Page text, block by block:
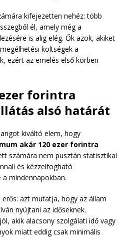
kifejezetten nehéz: több
él, amely még a
is alig elég. Ők azok, akiket
költségek a
ezért az emelés első körben
forintra
alsó határát
kiváltó elem, hogy
akár 120 ezer forintra
számára nem pusztán statisztikai
és kézzelfogható
mindennapokban.
azt mutatja, hogy az állam
nyújtani az időseknek.
akik alacsony szolgálati idő vagy
miatt eddig csak minimális